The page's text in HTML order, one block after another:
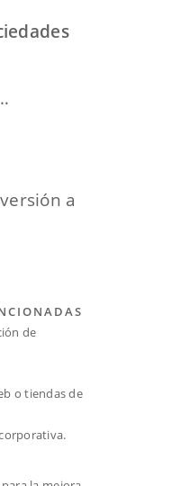
a
de
o tiendas de